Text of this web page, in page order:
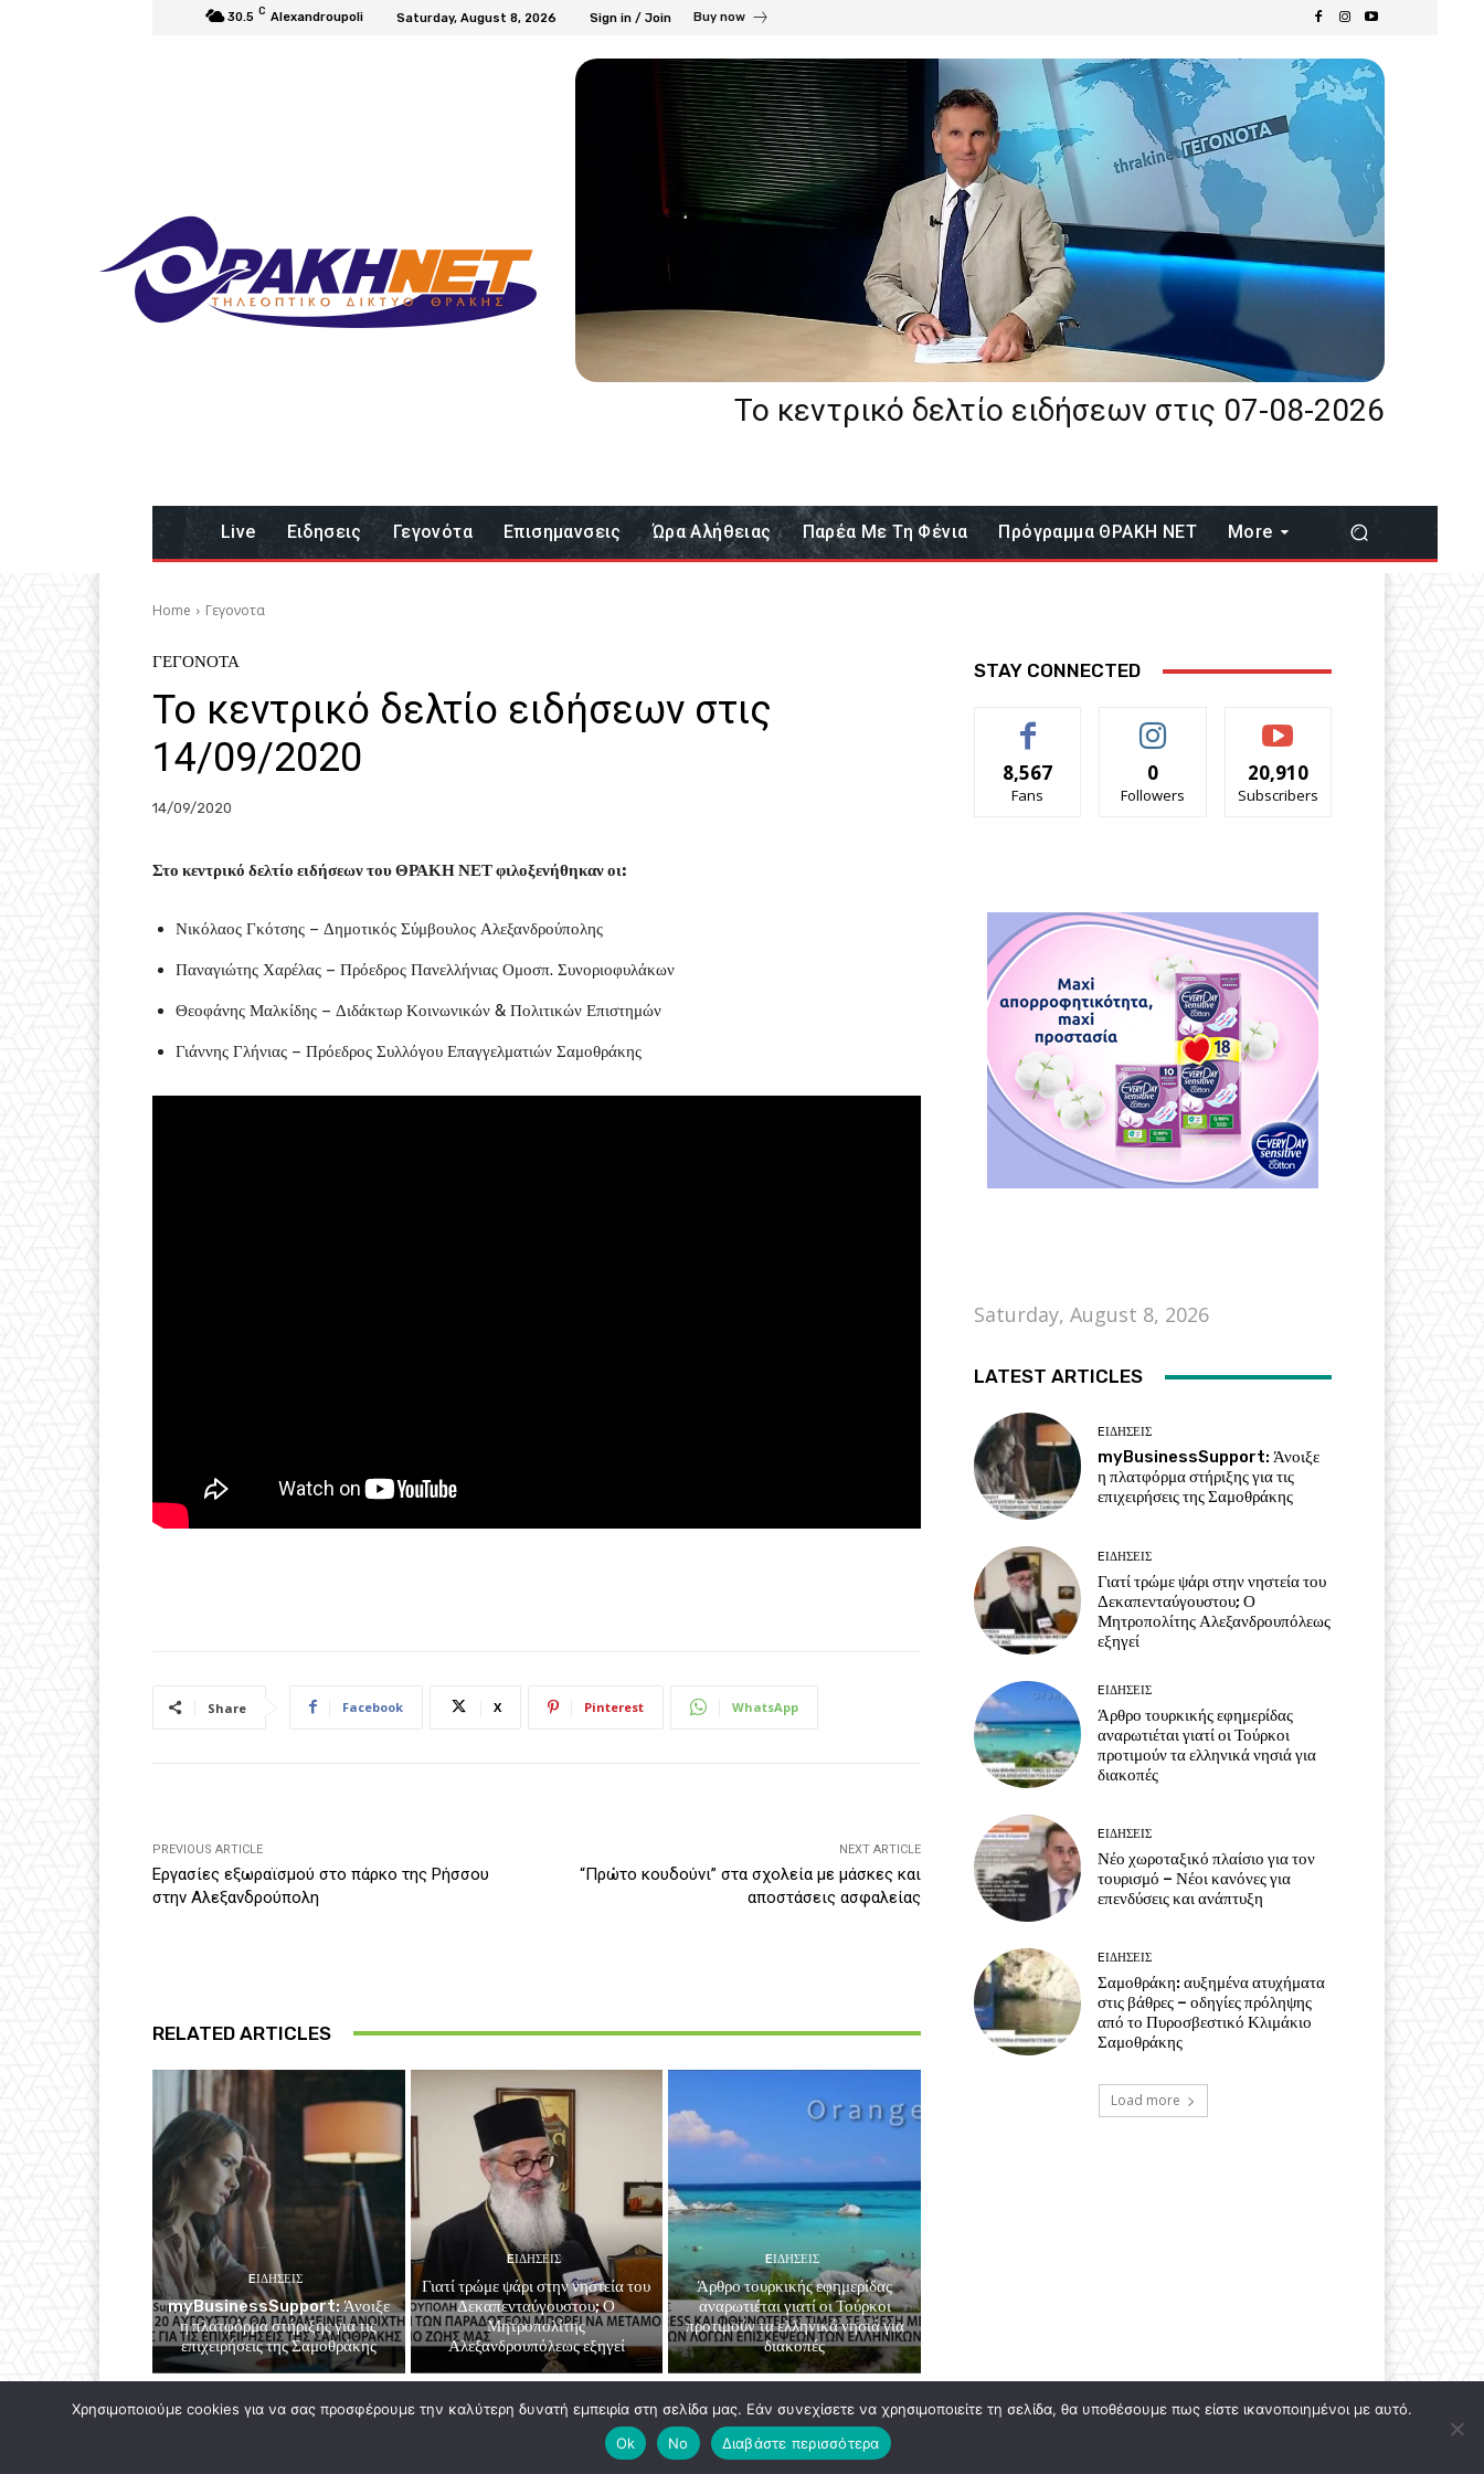
30.5 C Alexandroupoli Saturday, August 8, 2026 Sign in / Join Buy now
Το κεντρικό δελτίο ειδήσεων στις 07-08-2026
Live Eιδησεις Γεγονότα Επισημανσεις Ώρα Αλήθειας Παρέα Με Τη Φένια Πρόγραμμα ΘΡΑΚΗ ΝΕΤ More
Home Γεγονοτα
ΓΕΓΟΝΟΤΑ
Το κεντρικό δελτίο ειδήσεων στις
14/09/2020
14/09/2020
Στο κεντρικό δελτίο ειδήσεων του ΘΡΑΚΗ ΝΕΤ φιλοξενήθηκαν οι:
Νικόλαος Γκότσης – Δημοτικός Σύμβουλος Αλεξανδρούπολης
Παναγιώτης Χαρέλας – Πρόεδρος Πανελλήνιας Ομοσπ. Συνοριοφυλάκων
Θεοφάνης Μαλκίδης – Διδάκτωρ Κοινωνικών & Πολιτικών Επιστημών
Γιάννης Γλήνιας – Πρόεδρος Συλλόγου Επαγγελματιών Σαμοθράκης
Share Facebook X Pinterest WhatsApp
PREVIOUS ARTICLE
Εργασίες εξωραϊσμού στο πάρκο της Ρήσσου
στην Αλεξανδρούπολη
NEXT ARTICLE
“Πρώτο κουδούνι” στα σχολεία με μάσκες και
αποστάσεις ασφαλείας
RELATED ARTICLES
EΙΔΗΣΕΙΣ
myBusinessSupport: Άνοιξε
η πλατφόρμα στήριξης για τις
επιχειρήσεις της Σαμοθράκης
EΙΔΗΣΕΙΣ
Γιατί τρώμε ψάρι στην νηστεία του
Δεκαπενταύγουστου; Ο
Μητροπολίτης
Αλεξανδρουπόλεως εξηγεί
EΙΔΗΣΕΙΣ
Άρθρο τουρκικής εφημερίδας
αναρωτιέται γιατί οι Τούρκοι
προτιμούν τα ελληνικά νησιά για
διακοπές
STAY CONNECTED
8,567
Fans
0
Followers
20,910
Subscribers
Saturday, August 8, 2026
LATEST ARTICLES
EΙΔΗΣΕΙΣ
myBusinessSupport: Άνοιξε
η πλατφόρμα στήριξης για τις
επιχειρήσεις της Σαμοθράκης
EΙΔΗΣΕΙΣ
Γιατί τρώμε ψάρι στην νηστεία του
Δεκαπενταύγουστου; Ο
Μητροπολίτης Αλεξανδρουπόλεως
εξηγεί
EΙΔΗΣΕΙΣ
Άρθρο τουρκικής εφημερίδας
αναρωτιέται γιατί οι Τούρκοι
προτιμούν τα ελληνικά νησιά για
διακοπές
EΙΔΗΣΕΙΣ
Νέο χωροταξικό πλαίσιο για τον
τουρισμό – Νέοι κανόνες για
επενδύσεις και ανάπτυξη
EΙΔΗΣΕΙΣ
Σαμοθράκη: αυξημένα ατυχήματα
στις βάθρες – οδηγίες πρόληψης
από το Πυροσβεστικό Κλιμάκιο
Σαμοθράκης
Load more
Χρησιμοποιούμε cookies για να σας προσφέρουμε την καλύτερη δυνατή εμπειρία στη σελίδα μας. Εάν συνεχίσετε να χρησιμοποιείτε τη σελίδα, θα υποθέσουμε πως είστε ικανοποιημένοι με αυτό.
Ok
No Διαβάστε περισσότερα